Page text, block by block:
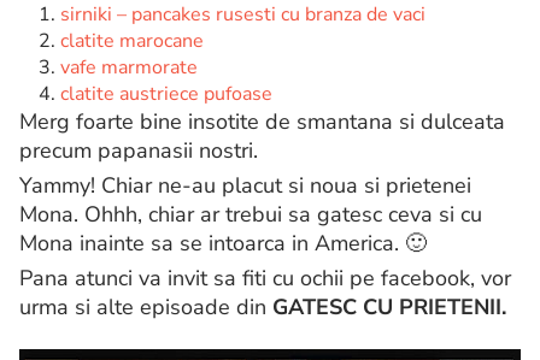
sirniki – pancakes rusesti cu branza de vaci
clatite marocane
vafe marmorate
clatite austriece pufoase
Merg foarte bine insotite de smantana si dulceata
precum papanasii nostri.
Yammy! Chiar ne-au placut si noua si prietenei
Mona. Ohhh, chiar ar trebui sa gatesc ceva si cu
Mona inainte sa se intoarca in America. 🙂
Pana atunci va invit sa fiti cu ochii pe facebook, vor
urma si alte episoade din GATESC CU PRIETENII.